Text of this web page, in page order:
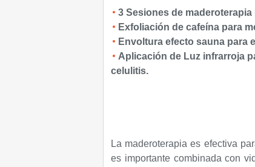
3 Sesiones de
Exfoliación de cafeína para
Envoltura efecto sauna para
Aplicación de Luz infrarroja
celulitis.
La maderoterapia es efectiva
es importante combinada con